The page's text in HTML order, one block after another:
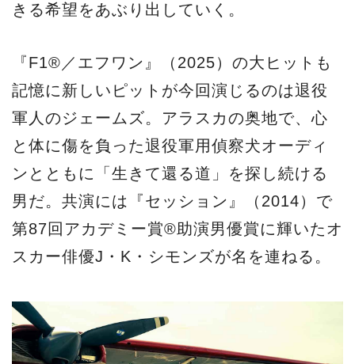
きる希望をあぶり出していく。
『F1®／エフワン』（2025）の大ヒットも
記憶に新しいピットが今回演じるのは退役
軍人のジェームズ。アラスカの奥地で、心
と体に傷を負った退役軍用偵察犬オーディ
ンとともに「生きて還る道」を探し続ける
男だ。共演には『セッション』（2014）で
第87回アカデミー賞®助演男優賞に輝いたオ
スカー俳優J・K・シモンズが名を連ねる。